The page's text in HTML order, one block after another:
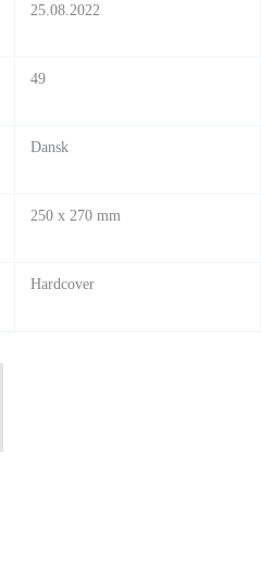
25.08.2022
49
Dansk
250 x 270 mm
Hardcover